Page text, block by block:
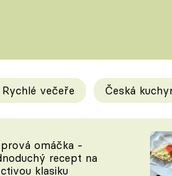
Rychlé večeře Česká
omáčka -
recept na
klasiku